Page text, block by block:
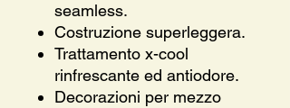
seamless.
Costruzione superleggera.
Trattamento x-cool
rinfrescante ed antiodore.
Decorazioni per mezzo